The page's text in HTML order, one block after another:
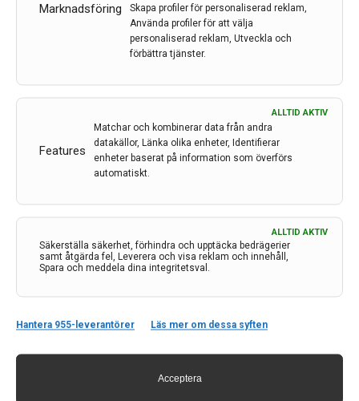
Marknadsföring
Skapa profiler för personaliserad reklam,
Använda profiler för att välja
personaliserad reklam, Utveckla och
förbättra tjänster.
Features
ALLTID AKTIV
Matchar och kombinerar data från andra
datakällor, Länka olika enheter, Identifierar
enheter baserat på information som överförs
automatiskt.
Säkerställa säkerhet, förhindra och upptäcka bedrägerier
samt åtgärda fel, Leverera och visa reklam och innehåll,
Spara och meddela dina integritetsval.
ALLTID AKTIV
Hantera 955-leverantörer Läs mer om dessa syften
Acceptera
Kontakt
Hagaplan 4